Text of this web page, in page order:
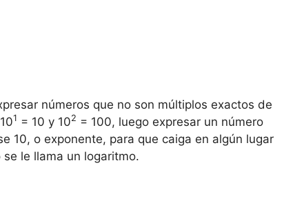
números que no son múltiplos exactos de
1 = 10 y 102 = 100, luego expresar un número
10, o exponente, para que caiga en algún lugar
le llama un logaritmo.